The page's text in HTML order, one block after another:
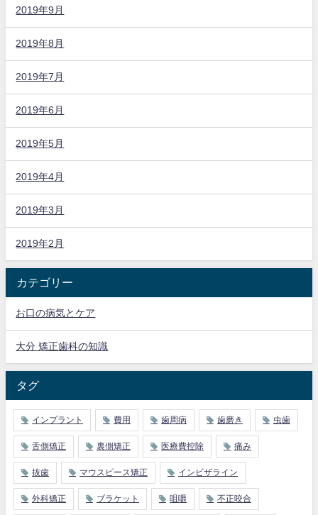
2019年9月
2019年8月
2019年7月
2019年6月
2019年5月
2019年4月
2019年3月
2019年2月
カテゴリー
お口の病気とケア
大分 矯正歯科の知識
タグ
インプラント 費用 歯周病 歯磨き 虫歯
舌側矯正 裏側矯正 医療費控除 痛み
抜歯 マウスピース矯正 インビザライン
外科矯正 ブラケット 咀嚼 不正咬合